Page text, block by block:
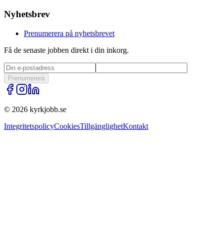
Nyhetsbrev
Prenumerera på nyhetsbrevet
Få de senaste jobben direkt i din inkorg.
Prenumerera
© 2026 kyrkjobb.se
IntegritetspolicyCookiesTillgänglighetKontakt